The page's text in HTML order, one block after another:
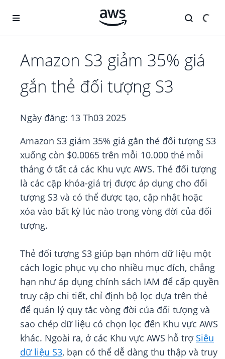
Amazon S3 giảm 35% giá
gắn thẻ đối tượng S3
Ngày đăng: 13 Th03 2025
Amazon S3 giảm 35% giá gắn thẻ đối tượng S3
xuống còn $0.0065 trên mỗi 10.000 thẻ mỗi
tháng ở tất cả các Khu vực AWS. Thẻ đối tượng
là các cặp khóa-giá trị được áp dụng cho đối
tượng S3 và có thể được tạo, cập nhật hoặc
xóa vào bất kỳ lúc nào trong vòng đời của đối
tượng.
Thẻ đối tượng S3 giúp bạn nhóm dữ liệu một
cách logic phục vụ cho nhiều mục đích, chẳng
hạn như áp dụng chính sách IAM để cấp quyền
truy cập chi tiết, chỉ định bộ lọc dựa trên thẻ
để quản lý quy tắc vòng đời của đối tượng và
sao chép dữ liệu có chọn lọc đến Khu vực AWS
khác. Ngoài ra, ở các Khu vực AWS hỗ trợ Siêu
dữ liệu S3, bạn có thể dễ dàng thu thập và truy